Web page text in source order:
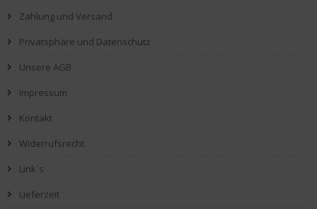
Zahlung und Versand
Privatsphäre und Datenschutz
Unsere AGB
Impressum
Kontakt
Widerrufsrecht
Link`s
Lieferzeit